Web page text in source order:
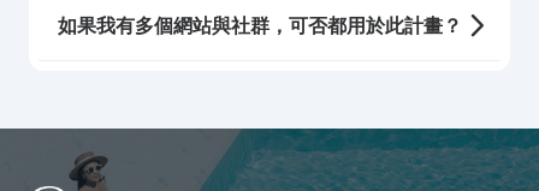
如果我有多個網站與社群，可否都用於此計畫？